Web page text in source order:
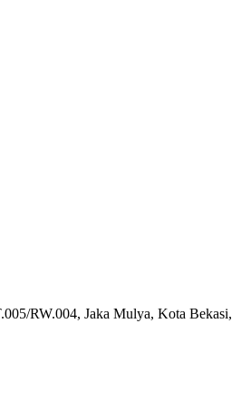
RW.004, Jaka Mulya, Kota Bekasi,